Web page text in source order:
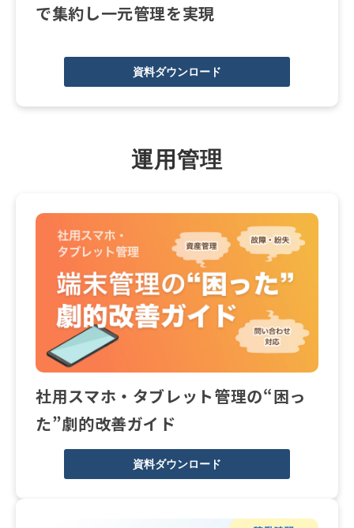
で集約し一元管理を実現
資料ダウンロード
運用管理
社用スマホ・タブレット管理の“困っ
た”劇的改善ガイド
資料ダウンロード